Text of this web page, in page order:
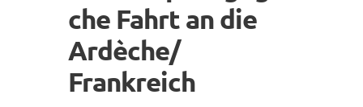
che Fahrt an die
Ardèche/
Frankreich